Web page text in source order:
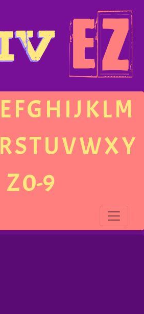
EFGH IJ KLM
RSTUVWXY
Z0-9